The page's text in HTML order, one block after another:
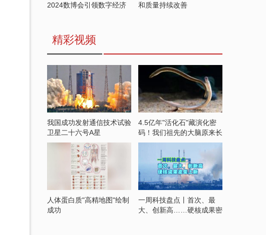
2024数博会引领数字经济
和质量持续改善
精彩视频
我国成功发射通信技术试验
卫星二十六号A星
4.5亿年"活化石"藏演化密
码！我们祖先的大脑原来长
这样
人体蛋白质"高精地图"绘制
成功
一周科技盘点丨首次、最
大、创新高……硬核成果密